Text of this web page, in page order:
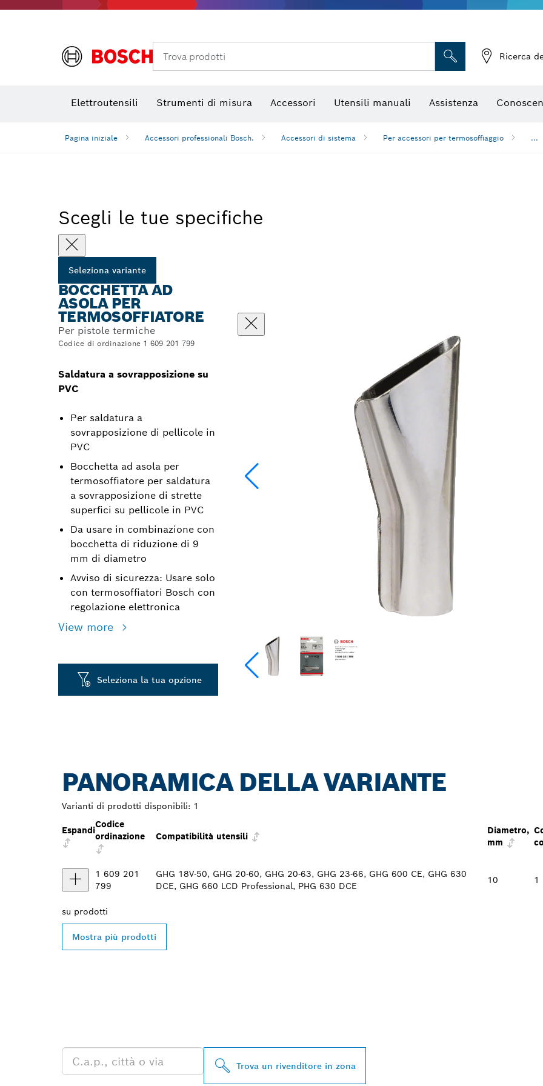
Trova prodotti Ricerca
Elettroutensili Strumenti di misura Accessori Utensili manuali Assistenza
Pagina iniziale Accessori professionali Bosch. Accessori di sistema Per accessori per termosoffiaggio ...
Scegli le tue specifiche
Seleziona variante
BOCCHETTA AD
ASOLA PER
TERMOSOFFIATORE
Per pistole termiche
Codice di ordinazione 1 609 201 799
Saldatura a sovrapposizione su
PVC
Per saldatura a
sovrapposizione di pellicole in
PVC
Bocchetta ad asola per
termosoffiatore per saldatura
a sovrapposizione di strette
superfici su pellicole in PVC
Da usare in combinazione con
bocchetta di riduzione di 9
mm di diametro
Avviso di sicurezza: Usare solo
con termosoffiatori Bosch con
regolazione elettronica
View more
Seleziona la tua opzione
PANORAMICA DELLA VARIANTE
Varianti di prodotti disponibili: 1
Espandi
Codice
ordinazione
Compatibilità utensili
Diametro,
mm
1 609 201
799
GHG 18V-50, GHG 20-60, GHG 20-63, GHG 23-66, GHG 600 CE, GHG 630
DCE, GHG 660 LCD Professional, PHG 630 DCE
10 1
su prodotti
Mostra più prodotti
Trova un rivenditore in zona